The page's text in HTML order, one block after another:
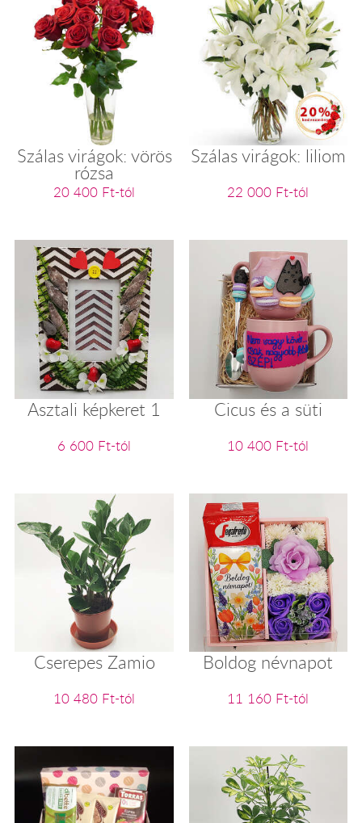
Szálas virágok: vörös
rózsa
20 400 Ft-tól
Szálas virágok: liliom
22 000 Ft-tól
Asztali képkeret 1
6 600 Ft-tól
Cicus és a süti
10 400 Ft-tól
Cserepes Zamio
10 480 Ft-tól
Boldog névnapot
11 160 Ft-tól